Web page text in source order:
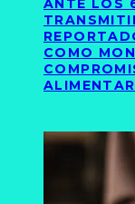
ANTE LOS
COMO